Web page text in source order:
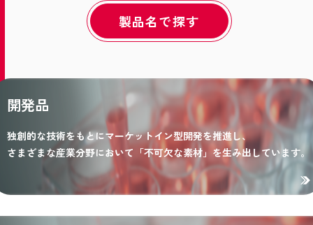
製品名で探す
開発品
独創的な技術をもとにマーケットイン型開発を推進し、
さまざまな産業分野において「不可欠な素材」を生み出しています。